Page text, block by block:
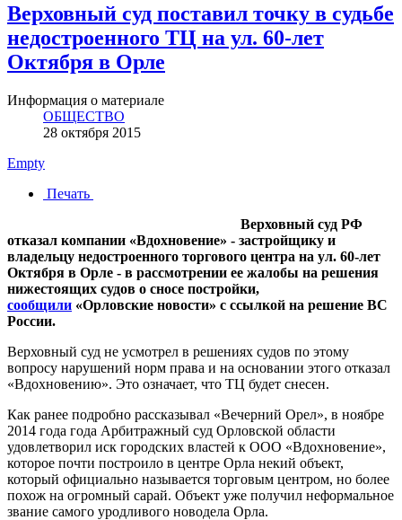
Верховный суд поставил точку в судьбе
недостроенного ТЦ на ул. 60-лет
Октября в Орле
Информация о материале
ОБЩЕСТВО
28 октября 2015
Empty
Печать
Верховный суд РФ
отказал компании «Вдохновение» - застройщику и
владельцу недостроенного торгового центра на ул. 60-лет
Октября в Орле - в рассмотрении ее жалобы на решения
нижестоящих судов о сносе постройки,
сообщили «Орловские новости» с ссылкой на решение ВС
России.
Верховный суд не усмотрел в решениях судов по этому
вопросу нарушений норм права и на основании этого отказал
«Вдохновению». Это означает, что ТЦ будет снесен.
Как ранее подробно рассказывал «Вечерний Орел», в ноябре
2014 года года Арбитражный суд Орловской области
удовлетворил иск городских властей к ООО «Вдохновение»,
которое почти построило в центре Орла некий объект,
который официально называется торговым центром, но более
похож на огромный сарай. Объект уже получил неформальное
звание самого уродливого новодела Орла.